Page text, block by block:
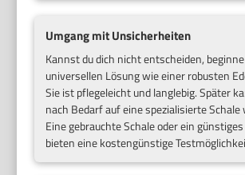
Umgang mit Unsicherheiten
Kannst du dich nicht entscheiden,
universellen Lösung wie einer robusten
Sie ist pflegeleicht und langlebig. Später
nach Bedarf auf eine spezialisierte Schale
Eine gebrauchte Schale oder ein
bieten eine kostengünstige